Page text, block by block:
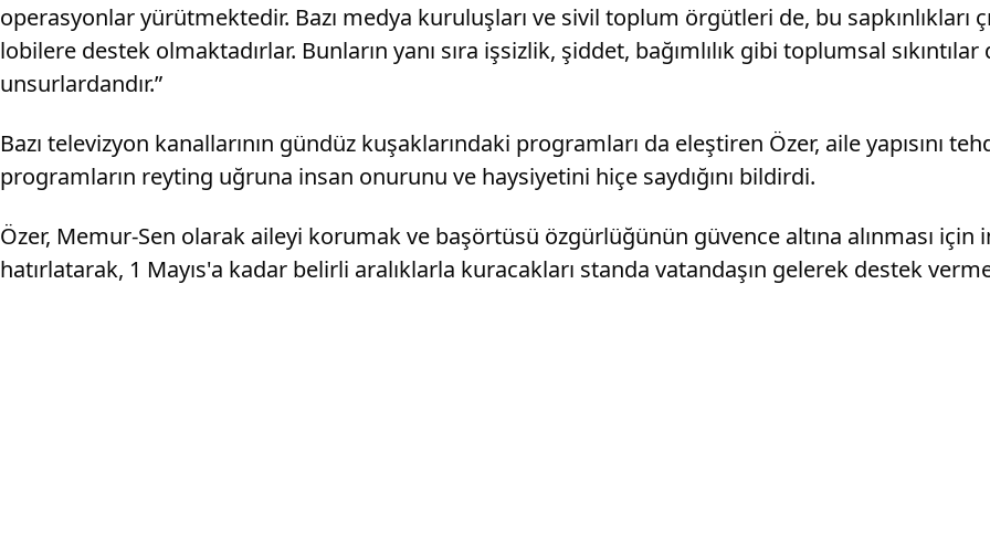
operasyonlar yürütmektedir. Bazı medya kuruluşları ve sivil toplum örgütleri de, bu sapkınlıkları
lobilere destek olmaktadırlar. Bunların yanı sıra işsizlik, şiddet, bağımlılık gibi toplumsal
unsurlardandır.”
Bazı televizyon kanallarının gündüz kuşaklarındaki programları da eleştiren Özer, aile yapısını
programların reyting uğruna insan onurunu ve haysiyetini hiçe saydığını bildirdi.
Özer, Memur-Sen olarak aileyi korumak ve başörtüsü özgürlüğünün güvence altına alınması için
hatırlatarak, 1 Mayıs'a kadar belirli aralıklarla kuracakları standa vatandaşın gelerek destek